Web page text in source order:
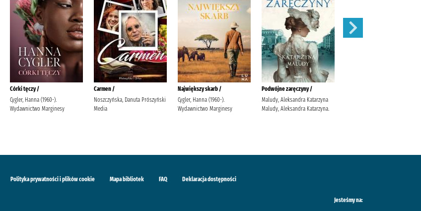
Córki tęczy /
Cygler, Hanna (1960-).
Wydawnictwo Marginesy
Carmen /
Noszczyńska, Danuta Prószyński
Media
Największy skarb /
Cygler, Hanna (1960-).
Wydawnictwo Marginesy
Podwójne zaręczyny /
Maludy, Aleksandra Katarzyna
Maludy, Aleksandra Katarzyna.
Polityka prywatności i plików cookie Mapa bibliotek FAQ Deklaracja dostępności
Jesteśmy na: